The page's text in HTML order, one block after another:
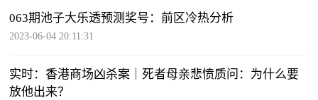
063期池子大乐透预测奖号：前区冷热分析
2023-06-04 20:11:31
实时：香港商场凶杀案｜死者母亲悲愤质问：为什么要
放他出来？